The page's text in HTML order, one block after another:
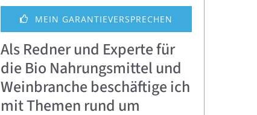
MEIN GARANTIEVERSPRECHEN
Als Redner und Experte für
die Bio Nahrungsmittel und
Weinbranche beschäftige ich
mit Themen rund um